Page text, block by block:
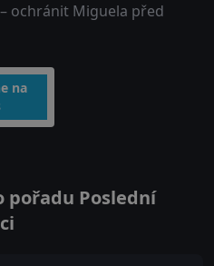
ochránit Miguela před
na
pořadu Poslední